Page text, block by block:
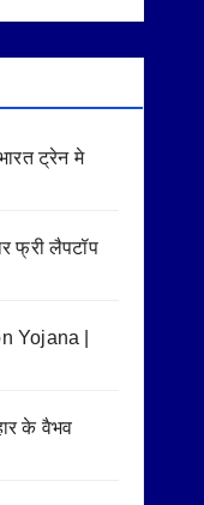
ट्रेन मे
फ्री लैपटॉप
Yojana |
के वैभव